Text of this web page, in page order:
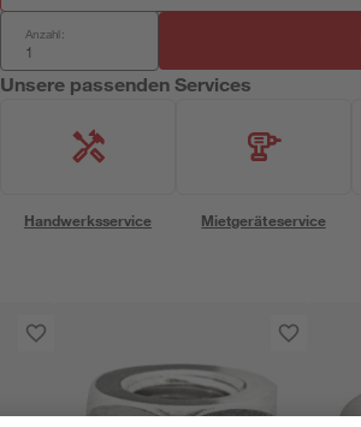
Anzahl:
Unsere passenden Services
Handwerksservice Mietgeräteservice